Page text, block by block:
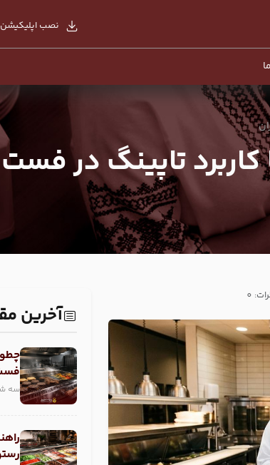
نصب اپلیکیشن
تاپینگ در
0
آخرین
سه شنبه 23